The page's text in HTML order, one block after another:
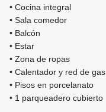
• Cocina integral
• Sala comedor
• Balcón
• Estar
• Zona de ropas
• Calentador y red de gas
• Pisos en porcelanato
• 1 parqueadero cubierto